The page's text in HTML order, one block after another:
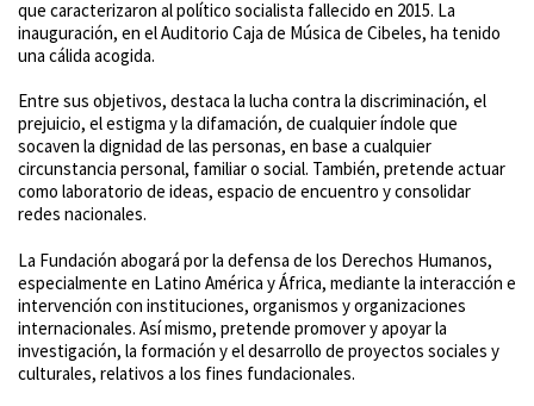
que caracterizaron al político socialista fallecido en 2015. La
inauguración, en el Auditorio Caja de Música de Cibeles, ha tenido
una cálida acogida.
Entre sus objetivos, destaca la lucha contra la discriminación, el
prejuicio, el estigma y la difamación, de cualquier índole que
socaven la dignidad de las personas, en base a cualquier
circunstancia personal, familiar o social. También, pretende actuar
como laboratorio de ideas, espacio de encuentro y consolidar
redes nacionales.
La Fundación abogará por la defensa de los Derechos Humanos,
especialmente en Latino América y África, mediante la interacción e
intervención con instituciones, organismos y organizaciones
internacionales. Así mismo, pretende promover y apoyar la
investigación, la formación y el desarrollo de proyectos sociales y
culturales, relativos a los fines fundacionales.